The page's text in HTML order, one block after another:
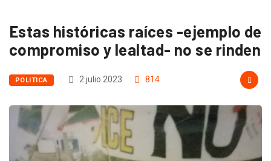
Estas históricas raíces -ejemplo de
compromiso y lealtad- no se rinden
POLITICA 2 julio 2023 814